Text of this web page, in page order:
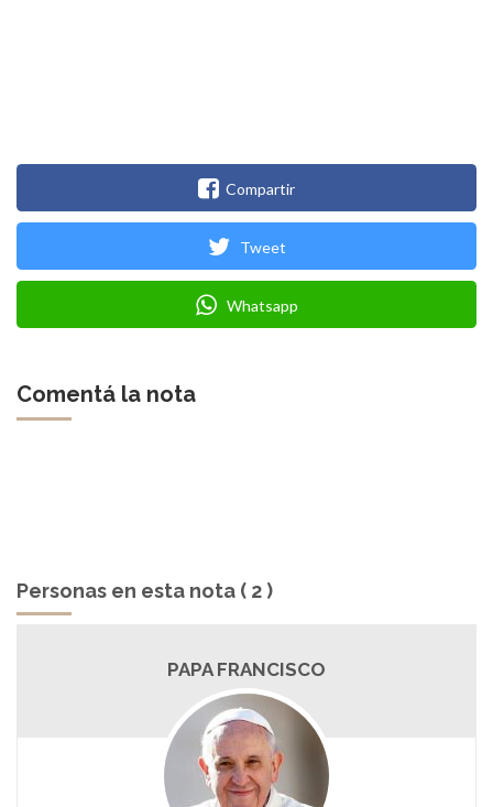
Compartir
Tweet
Whatsapp
Comentá la nota
Personas en esta nota ( 2 )
PAPA FRANCISCO